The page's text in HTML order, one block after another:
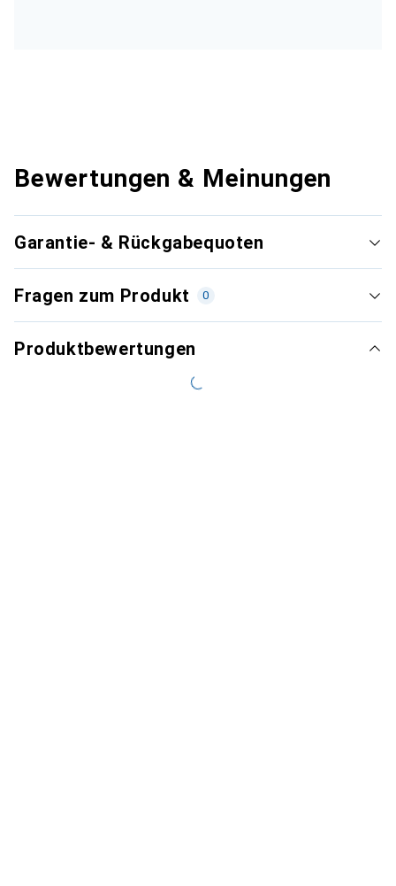
Bewertungen & Meinungen
Garantie- & Rückgabequoten
Fragen zum Produkt 0
Produktbewertungen